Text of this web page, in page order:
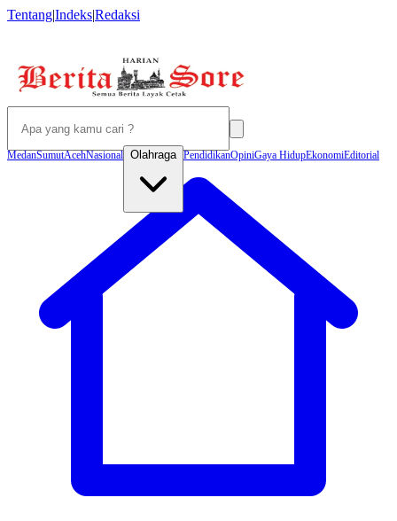
Tentang|Indeks|Redaksi
MedanSumutAcehNasional Olahraga PendidikanOpiniGaya HidupEkonomiEditorial